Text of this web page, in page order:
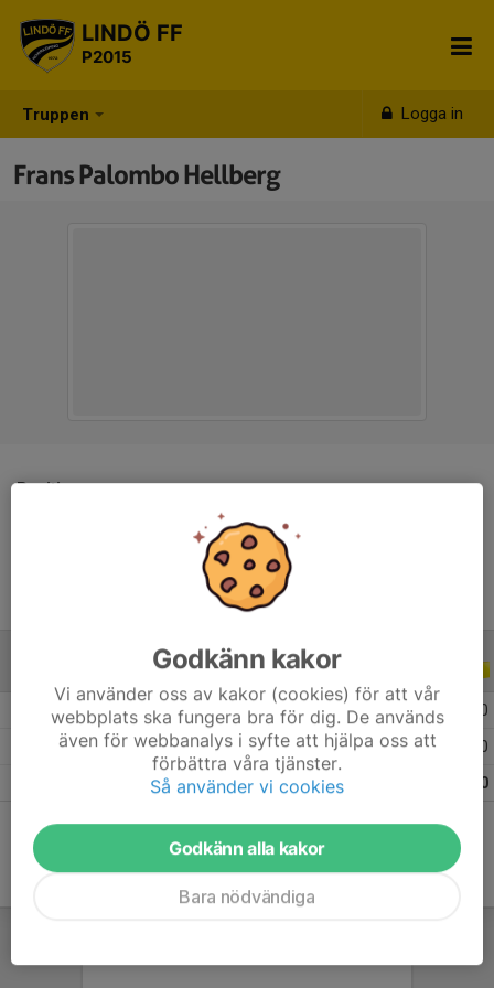
Truppen Logga in
LINDÖ FF
P2015
Frans Palombo Hellberg
Position
-
10 år
ALLA ÅR
2026 7 0 0 0
12 0 0
0
Godkänn kakor
Vi använder oss av kakor (cookies) för att vår
webbplats ska fungera bra för dig. De används
även för webbanalys i syfte att hjälpa oss att
förbättra våra tjänster.
Så använder vi cookies
Godkänn alla kakor
Bara nödvändiga